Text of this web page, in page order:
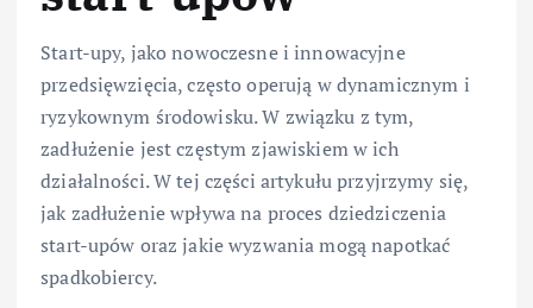
Start-upy, jako nowoczesne i innowacyjne
przedsięwzięcia, często operują w dynamicznym i
ryzykownym środowisku. W związku z tym,
zadłużenie jest częstym zjawiskiem w ich
działalności. W tej części artykułu przyjrzymy się,
jak zadłużenie wpływa na proces dziedziczenia
start-upów oraz jakie wyzwania mogą napotkać
spadkobiercy.